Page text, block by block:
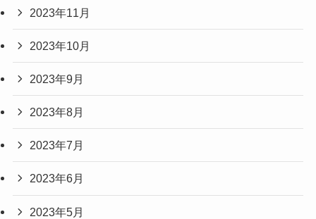
2023年11月
2023年10月
2023年9月
2023年8月
2023年7月
2023年6月
2023年5月